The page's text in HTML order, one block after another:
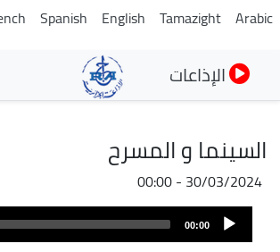
تجاوز
Arabic
Tamazight
English
Spanish
الإذاعات
السينما و المسرح
30/03/2024 - 00:00
Audio
Player
00:00